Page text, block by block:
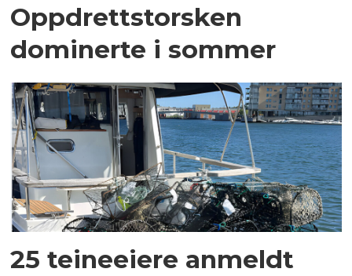
Oppdrettstorsken
dominerte i sommer
25 teineeiere anmeldt